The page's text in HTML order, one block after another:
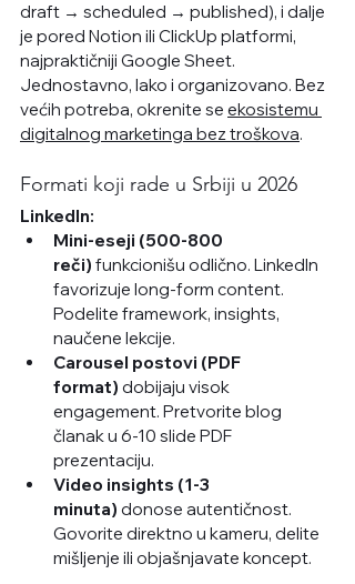
draft → scheduled → published), i dalje
je pored Notion ili ClickUp platformi,
najpraktičniji Google Sheet.
Jednostavno, lako i organizovano. Bez
većih potreba, okrenite se ekosistemu
digitalnog marketinga bez troškova.
Formati koji rade u Srbiji u 2026
LinkedIn:
Mini-eseji (500-800
reči) funkcionišu odlično. LinkedIn
favorizuje long-form content.
Podelite framework, insights,
naučene lekcije.
Carousel postovi (PDF
format) dobijaju visok
engagement. Pretvorite blog
članak u 6-10 slide PDF
prezentaciju.
Video insights (1-3
minuta) donose autentičnost.
Govorite direktno u kameru, delite
mišljenje ili objašnjavate koncept.